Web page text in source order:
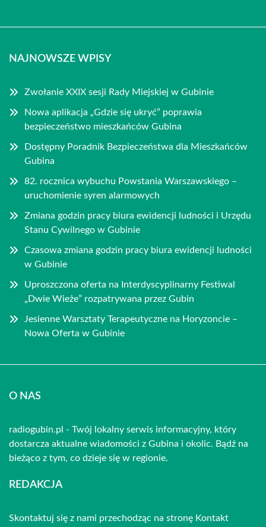
NAJNOWSZE WPISY
Zwołanie XXIX sesji Rady Miejskiej w Gubinie
Nowa aplikacja „Gdzie się ukryć” poprawia
bezpieczeństwo mieszkańców Gubina
Dostępny Poradnik Bezpieczeństwa dla Mieszkańców
Gubina
82. rocznica wybuchu Powstania Warszawskiego –
uruchomienie syren alarmowych
Zmiana godzin pracy biura ewidencji ludności i Urzędu
Stanu Cywilnego w Gubinie
Czasowa zmiana godzin pracy biura ewidencji ludności
w Gubinie
Uproszczona oferta na Interdyscyplinarny Festiwal
„Dwie Wieże” rozpatrywana przez Gubin
Jesienne Warsztaty Terapeutyczne na Horyzoncie –
Nowa Oferta w Gubinie
O NAS
radiogubin.pl - Twój lokalny serwis informacyjny, który
dostarcza aktualne wiadomości z Gubina i okolic. Bądź na
bieżąco z tym, co dzieje się w regionie.
REDAKCJA
Skontaktuj się z nami przechodząc na stronę Kontakt